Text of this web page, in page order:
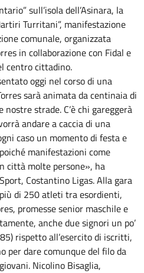
sull’isola dell’Asinara, la
Turritani”, manifestazione
comunale, organizzata
in collaborazione con Fidal e
centro cittadino.
oggi nel corso di una
sarà animata da centinaia di
strade. C’è chi gareggerà
andare a caccia di una
caso un momento di festa e
manifestazioni come
città molte persone», ha
Costantino Ligas. Alla gara
di 250 atleti tra esordienti,
promesse senior maschile e
anche due signori un po’
rispetto all’esercito di iscritti,
per dare comunque del filo da
Nicolino Bisaglia,